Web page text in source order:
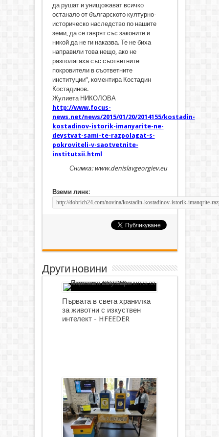
да рушат и унищожават всичко
останало от българското културно-
историческо наследство по нашите
земи, да се гаврят със законите и
никой да не ги наказва. Те не биха
направили това нещо, ако не
разполагаха със съответните
покровители в съответните
институции”, коментира Костадин
Костадинов.
Жулиета НИКОЛОВА
http://www.focus-
news.net/news/2015/01/20/2014155/kostadin-
kostadinov-istorik-imanyarite-ne-
deystvat-sami-te-razpolagat-s-
pokroviteli-v-saotvetnite-
institutsii.html
Снимка: www.denislavgeorgiev.eu
Вземи линк:
Други новини
Първата в света хранилка
за животни с изкуствен
интелект - HFEEDER